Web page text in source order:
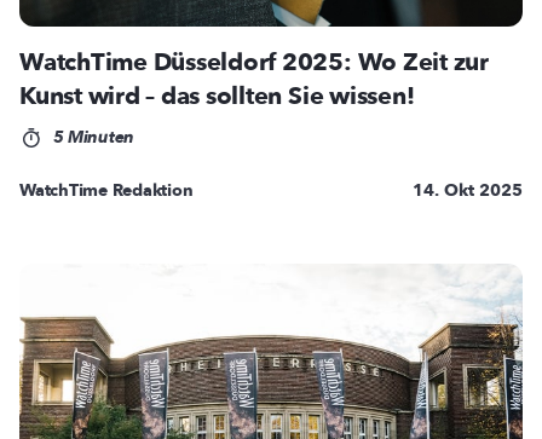
WatchTime Düsseldorf 2025: Wo Zeit zur
Kunst wird – das sollten Sie wissen!
5 Minuten
WatchTime Redaktion 14. Okt 2025